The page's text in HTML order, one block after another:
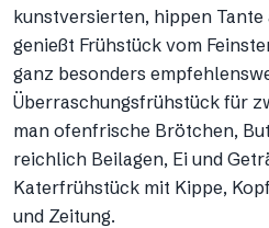
kunstversierten, hippen Tante
genießt Frühstück vom
ganz besonders
Überraschungsfrühstück für
man ofenfrische Brötchen,
reichlich Beilagen, Ei und
Katerfrühstück mit Kippe,
und Zeitung.